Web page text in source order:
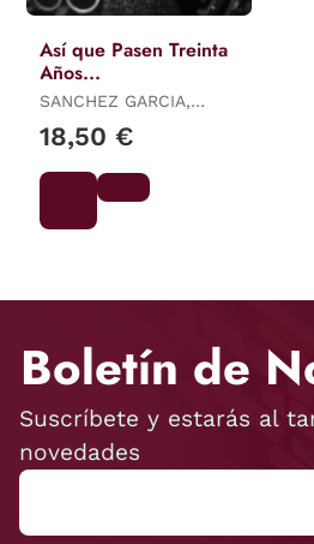
Así que Pasen Treinta
Años...
SANCHEZ GARCIA,
18,50 €
Boletín de
Suscríbete y estarás al
novedades